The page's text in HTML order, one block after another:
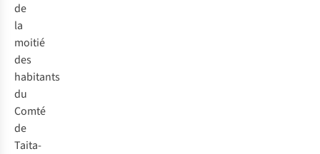
de
la
moitié
des
habitants
du
Comté
de
Taita-